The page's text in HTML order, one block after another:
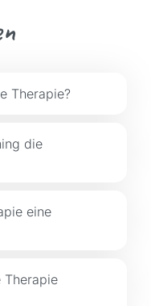
Therapie?
die
eine
Therapie